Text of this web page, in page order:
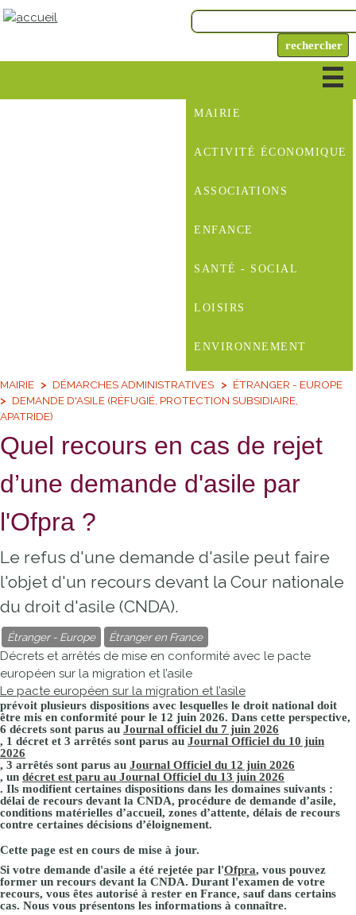
MAIRIE
ACTIVITÉ ÉCONOMIQUE
ASSOCIATIONS
ENFANCE
SANTÉ - SOCIAL
LOISIRS
ENVIRONNEMENT
MAIRIE DÉMARCHES ADMINISTRATIVES
ÉTRANGER - EUROPE
DEMANDE D'ASILE (RÉFUGIÉ, PROTECTION SUBSIDIAIRE,
APATRIDE)
Quel recours en cas de rejet
d’une demande d'asile par
l'Ofpra ?
Le refus d'une demande d'asile peut faire
l'objet d'un recours devant la Cour nationale
du droit d'asile (CNDA).
Étranger - Europe Étranger en France
Décrets et arrêtés de mise en conformité avec le pacte
européen sur la migration et l’asile
Le pacte européen sur la migration et l’asile
prévoit plusieurs dispositions avec lesquelles le droit national doit
être mis en conformité pour le 12 juin 2026. Dans cette perspective,
6 décrets sont parus au Journal officiel du 7 juin 2026
, 1 décret et 3 arrêtés sont parus au Journal Officiel du 10 juin
2026
, 3 arrêtés sont parus au Journal Officiel du 12 juin 2026
, un décret est paru au Journal Officiel du 13 juin 2026
. Ils modifient certaines dispositions dans les domaines suivants :
délai de recours devant la CNDA, procédure de demande d’asile,
conditions matérielles d’accueil, zones d’attente, délais de recours
contre certaines décisions d’éloignement.
Cette page est en cours de mise à jour.
Si votre demande d'asile a été rejetée par l'Ofpra, vous pouvez
former un recours devant la CNDA. Durant l'examen de votre
recours, vous êtes autorisé à rester en France, sauf dans certains
cas. Nous vous présentons les informations à connaître.